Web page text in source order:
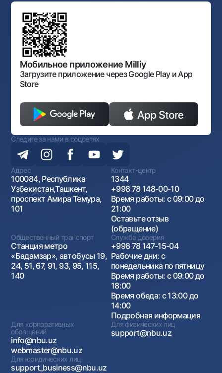
Противодействие коррупции
Фирменный стиль
Карта сайта
Офисы и банкоматы
Согласие на обработку персональных данных
Галерея изобразительного искусства Узбекистана
Типовые договоры
Обсуждение проектов нормативно-правовых
документов
Нормативно-правовые документы
Порядок и режим работы НБУ
Открытые данные
Антимонопольный комплаенс
Мобильное приложение Milliy
Загрузите приложение через Google Play и App
Store
Следите за нами в соцсетях
Адрес
100084, Республика
Узбекистан,Ташкент,
проспект Амира Темура,
101
Контакт-центр
1344
+998 78 148-00-10
Время работы: с 09:00 до
21:00
Оставьте отзыв
(обращение)
Общественный транспорт
Станция метро
«Бадамзар», автобусы 19,
24, 51, 67, 91, 93, 95, 115,
140
Служба доверия
+998 78 147-15-04
Рабочие дни: с
понедельника по пятницу
Время работы: с 09:00 до
18:00
Время обеда: с 13:00 до
14:00
Подробная информация
Для корпоративных
обращений
info@nbu.uz
webmaster@nbu.uz
Для физических лиц
support@nbu.uz
Для юридических лиц
support_business@nbu.uz